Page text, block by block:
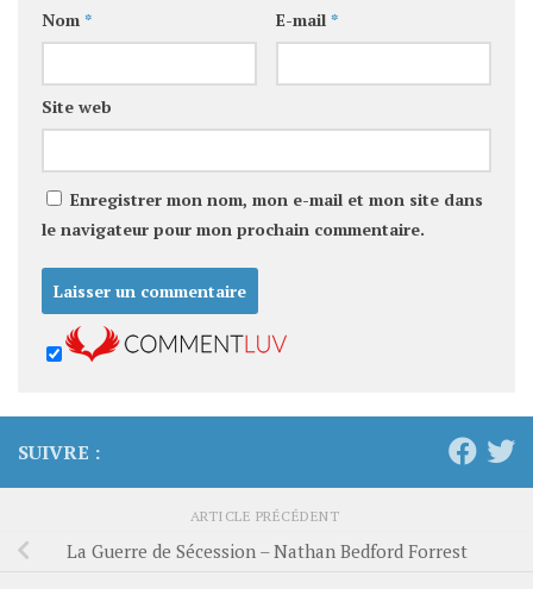
Nom * E-mail *
Site web
Enregistrer mon nom, mon e-mail et mon site dans
le navigateur pour mon prochain commentaire.
SUIVRE :
ARTICLE PRÉCÉDENT
La Guerre de Sécession – Nathan Bedford Forrest